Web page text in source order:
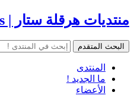
منتديات هرقلة ستار | Hergla Star Forums
المنتدى
ما الجديد !
الأعضاء